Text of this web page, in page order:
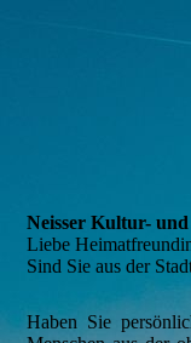
Neisser Kultur-
Liebe
Sind Sie aus der
Haben Sie